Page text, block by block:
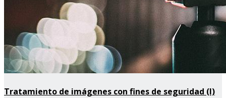
Tratamiento de imágenes con fines de seguridad (I)